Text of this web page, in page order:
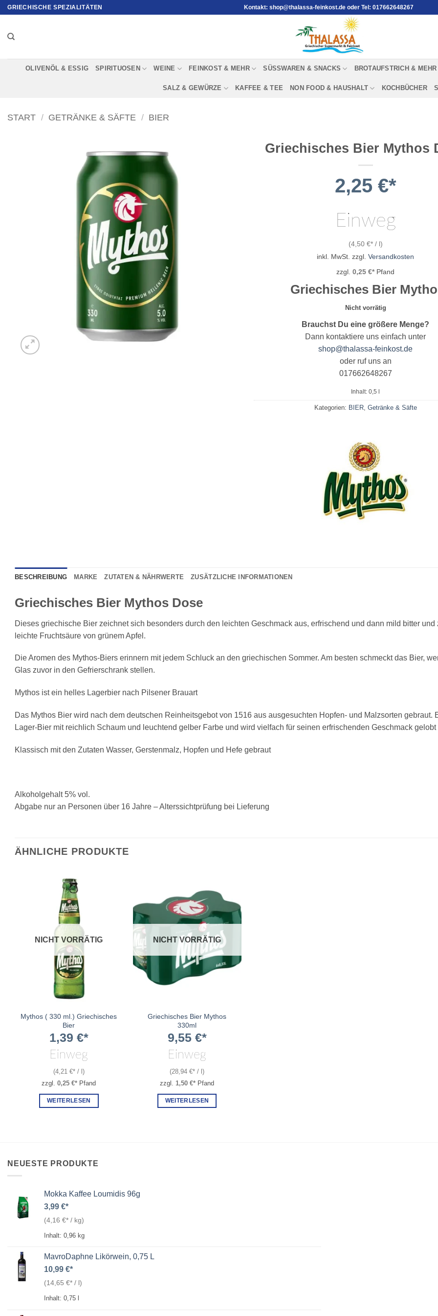
ZumGRIECHISCHE SPEZIALITÄTEN Kontakt: shop@thalassa-feinkost.de oder Tel: 017662648267
OLIVENÖL & ESSIG SPIRITUOSEN WEINE FEINKOST & MEHR SÜSSWAREN & SNACKS BROTAUFSTRICH & MEHR
SALZ & GEWÜRZE KAFFEE & TEE NON FOOD & HAUSHALT KOCHBÜCHER
START / GETRÄNKE & SÄFTE / BIER
Griechisches Bier Mythos
2,25 €
Einweg
(4,50 € / l)
inkl. MwSt. zzgl.Versandkosten
zzgl.0,25€ Pfand
Griechisches Bier
Nicht vorrätig
Brauchst Du eine größere Menge?
Dann kontaktiere uns einfach unter
shop@thalassa-feinkost.de
oder ruf uns an
017662648267
Inhalt: 0,5
Kategorien: BIER, Getränke & Säfte
BESCHREIBUNG MARKE ZUTATEN & NÄHRWERTE ZUSÄTZLICHE INFORMATIONEN
Griechisches Bier Mythos Dose
Dieses griechische Bier zeichnet sich besonders durch den leichten Geschmack aus, erfrischend und dann mild bitter und
leichte Fruchtsäure von grünem Apfel.
Die Aromen des Mythos-Biers erinnern mit jedem Schluck an den griechischen Sommer. Am besten schmeckt das Bier,
Glas zuvor in den Gefrierschrank stellen.
Mythos ist ein helles Lagerbier nach Pilsener Brauart
Das Μythos Bier wird nach dem deutschen Reinheitsgebot von 1516 aus ausgesuchten Hopfen- und Malzsorten gebraut.
Lager-Bier mit reichlich Schaum und leuchtend gelber Farbe und wird vielfach für seinen erfrischenden Geschmack gelobt
Klassisch mit den Zutaten Wasser, Gerstenmalz, Hopfen und Hefe gebraut
Alkoholgehalt 5% vol.
Abgabe nur an Personen über 16 Jahre – Alterssichtprüfung bei Lieferung
ÄHNLICHE PRODUKTE
NICHT VORRÄTIG
Mythos ( 330 ml.) Griechisches
Bier
1,39 €
Einweg
(4,21 € / )
zzgl.0,25€ Pfand
WEITERLESEN
NICHT VORRÄTIG
Griechisches Bier Mythos
330ml
9,55 €
Einweg
(28,94€ / l)
zzgl. 1,50€ Pfand
WEITERLESEN
NEUESTE PRODUKTE
Mokka Kaffee Loumidis 96g
3,99 €
(4,16 € / kg)
Inhalt: 0,96 kg
MavroDaphne Likörwein, 0,75 L
10,99 €
(14,65 € / l)
Inhalt: 0,75